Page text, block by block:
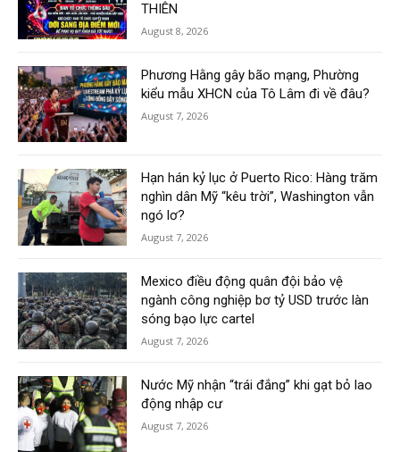
THIÊN
August 8, 2026
Phương Hằng gây bão mạng, Phường
kiểu mẫu XHCN của Tô Lâm đi về đâu?
August 7, 2026
Hạn hán kỷ lục ở Puerto Rico: Hàng trăm
nghìn dân Mỹ “kêu trời”, Washington vẫn
ngó lơ?
August 7, 2026
Mexico điều động quân đội bảo vệ
ngành công nghiệp bơ tỷ USD trước làn
sóng bạo lực cartel
August 7, 2026
Nước Mỹ nhận “trái đắng” khi gạt bỏ lao
động nhập cư
August 7, 2026